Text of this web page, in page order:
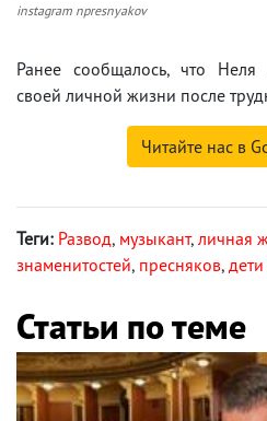
instagram npresnyakov
Ранее сообщалось, что Неля
своей личной жизни после
Читайте нас в
Теги: Развод, музыкант, личная
знаменитостей, пресняков, дети
Статьи по теме